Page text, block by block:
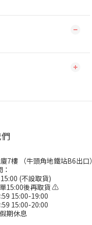
7樓 （牛頭角地鐵站B6出口）
(不設取貨)
15:00後再取貨 ⚠
15:00-19:00
15:00-20:00
期休息